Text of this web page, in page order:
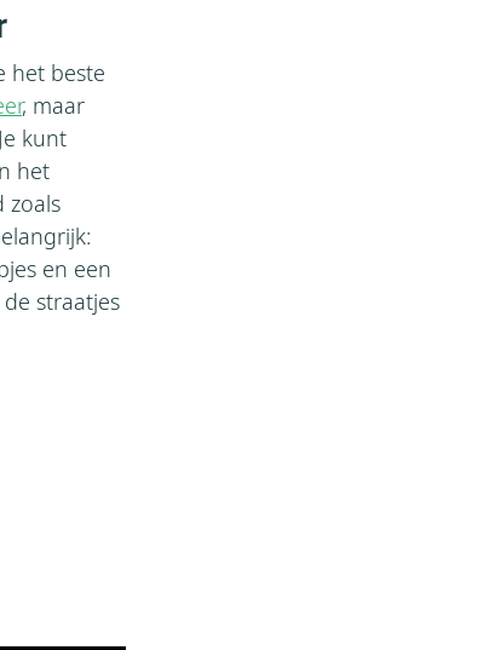
het beste
, maar
kunt
het
zoals
en een
straatjes